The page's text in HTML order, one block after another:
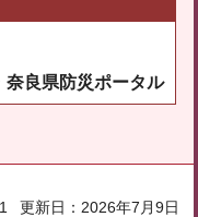
奈良県防災ポータル
更新日：2026年7月9日